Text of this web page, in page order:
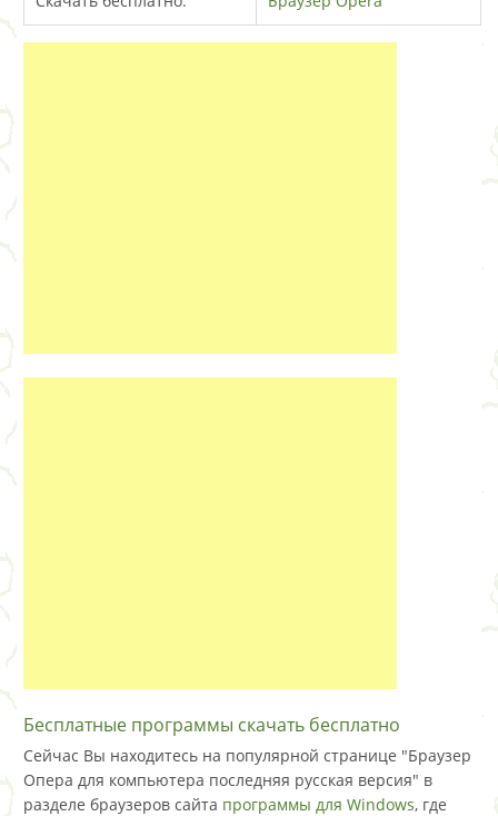
Бесплатные программы скачать бесплатно
Сейчас Вы находитесь на популярной странице "Браузер
Опера для компьютера последняя русская версия" в
разделе браузеров сайта программы для Windows, где